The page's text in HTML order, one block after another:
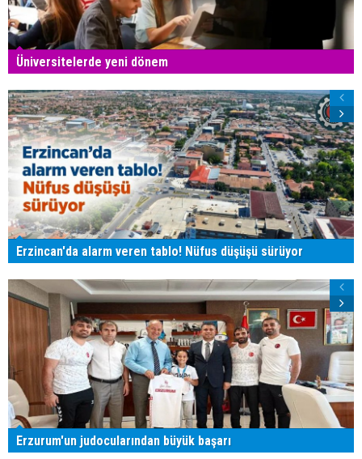
Üniversitelerde yeni dönem
Erzincan'da alarm veren tablo! Nüfus düşüşü sürüyor
Erzurum'un judocularından büyük başarı